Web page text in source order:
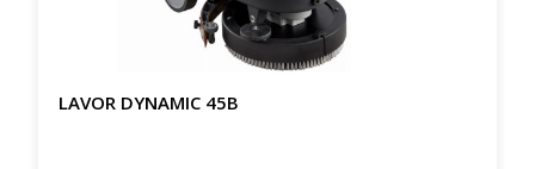
LAVOR DYNAMIC 45B